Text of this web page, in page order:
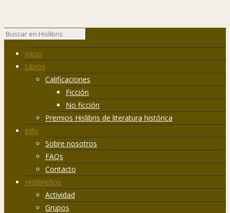
Inicio
Libros
Calificaciones
Ficción
No ficción
Premios Hislibris de literatura histórica
Info
Sobre nosotros
FAQs
Contacto
Hislibreños
Actividad
Grupos